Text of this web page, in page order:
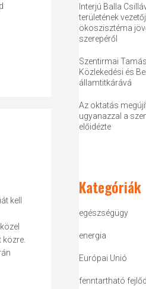
kell
Interjú Balla
területének
ökoszisztéma
szerepéről
Szentirmai
Közlekedési és
államtitkárává
Az oktatás
ugyanazzal a
előidézte
Kategóriák
egészségügy
energia
Európai Unió
fenntartható